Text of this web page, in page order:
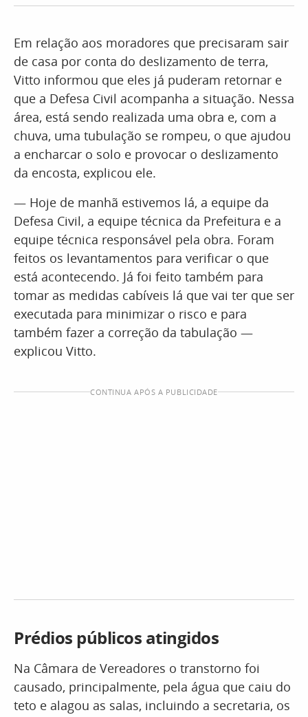
Em relação aos moradores que precisaram sair
de casa por conta do deslizamento de terra,
Vitto informou que eles já puderam retornar e
que a Defesa Civil acompanha a situação. Nessa
área, está sendo realizada uma obra e, com a
chuva, uma tubulação se rompeu, o que ajudou
a encharcar o solo e provocar o deslizamento
da encosta, explicou ele.
— Hoje de manhã estivemos lá, a equipe da
Defesa Civil, a equipe técnica da Prefeitura e a
equipe técnica responsável pela obra. Foram
feitos os levantamentos para verificar o que
está acontecendo. Já foi feito também para
tomar as medidas cabíveis lá que vai ter que ser
executada para minimizar o risco e para
também fazer a correção da tabulação —
explicou Vitto.
CONTINUA APÓS A PUBLICIDADE
Prédios públicos atingidos
Na Câmara de Vereadores o transtorno foi
causado, principalmente, pela água que caiu do
teto e alagou as salas, incluindo a secretaria, os